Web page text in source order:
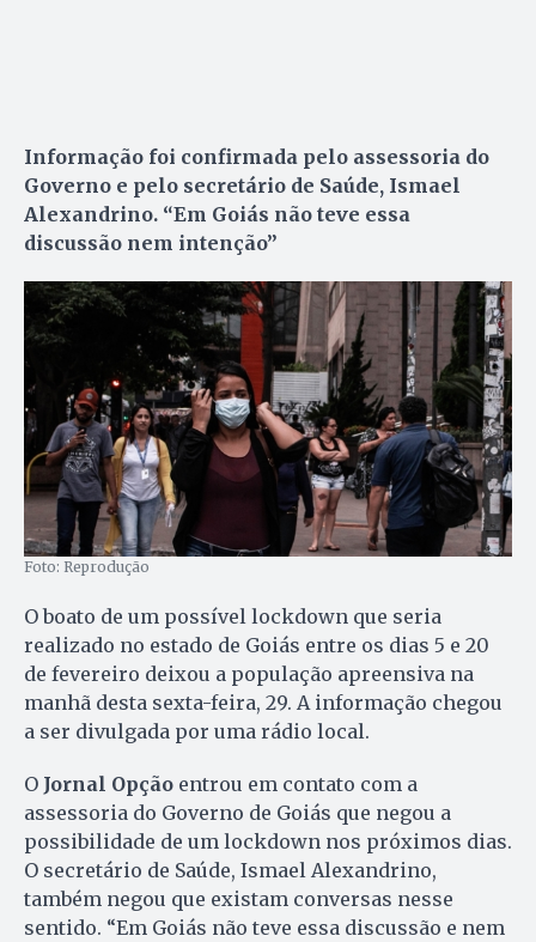
Informação foi confirmada pelo assessoria do
Governo e pelo secretário de Saúde, Ismael
Alexandrino. “Em Goiás não teve essa
discussão nem intenção”
Foto: Reprodução
O boato de um possível lockdown que seria
realizado no estado de Goiás entre os dias 5 e 20
de fevereiro deixou a população apreensiva na
manhã desta sexta-feira, 29. A informação chegou
a ser divulgada por uma rádio local.
O Jornal Opção entrou em contato com a
assessoria do Governo de Goiás que negou a
possibilidade de um lockdown nos próximos dias.
O secretário de Saúde, Ismael Alexandrino,
também negou que existam conversas nesse
sentido. “Em Goiás não teve essa discussão e nem